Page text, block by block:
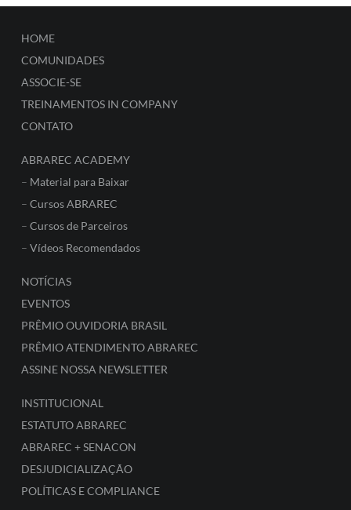
HOME
COMUNIDADES
ASSOCIE-SE
TREINAMENTOS IN COMPANY
CONTATO
ABRAREC ACADEMY
– Material para Baixar
– Cursos ABRAREC
– Cursos de Parceiros
– Vídeos Recomendados
NOTÍCIAS
EVENTOS
PRÊMIO OUVIDORIA BRASIL
PRÊMIO ATENDIMENTO ABRAREC
ASSINE NOSSA NEWSLETTER
INSTITUCIONAL
ESTATUTO ABRAREC
ABRAREC + SENACON
DESJUDICIALIZAÇÃO
POLÍTICAS E COMPLIANCE